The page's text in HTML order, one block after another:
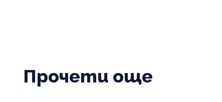
Прочети още